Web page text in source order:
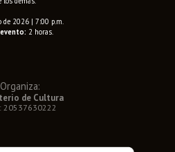
de 2026 | 7:00 p.m.
2 horas.
Organiza:
de Cultura
20537630222